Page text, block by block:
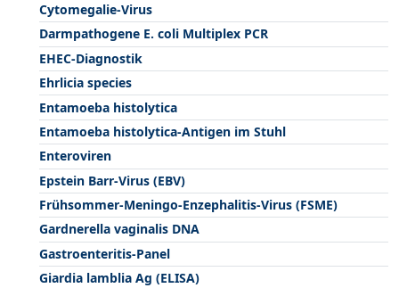
Cytomegalie-Virus
Darmpathogene E. coli Multiplex PCR
EHEC-Diagnostik
Ehrlicia species
Entamoeba histolytica
Entamoeba histolytica-Antigen im Stuhl
Enteroviren
Epstein Barr-Virus (EBV)
Frühsommer-Meningo-Enzephalitis-Virus (FSME)
Gardnerella vaginalis DNA
Gastroenteritis-Panel
Giardia lamblia Ag (ELISA)